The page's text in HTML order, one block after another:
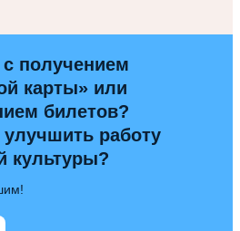
получением
карты» или
билетов?
улучшить работу
культуры?